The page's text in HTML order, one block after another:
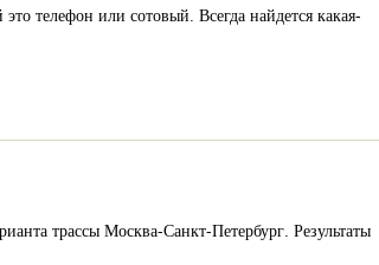
телефон или сотовый. Всегда найдется какая-
трассы Москва-Санкт-Петербург. Результаты